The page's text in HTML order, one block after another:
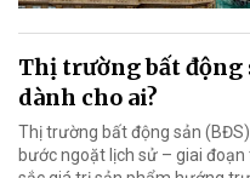
Thị trường bất động
dành cho ai?
Thị trường bất động sản
bước ngoặt lịch sử – giai